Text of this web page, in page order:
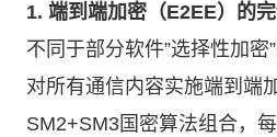
1. 端到端加密（E2EE）的
不同于部分软件”选择性加密
对所有通信内容实施端到端
SM2+SM3国密算法组合，